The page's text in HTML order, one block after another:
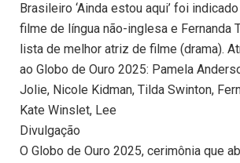
Brasileiro ‘Ainda estou aqui’ foi
filme de língua não-inglesa e Fernanda
lista de melhor atriz de filme (drama).
ao Globo de Ouro 2025: Pamela
Jolie, Nicole Kidman, Tilda Swinton,
Kate Winslet, Lee
Divulgação
O Globo de Ouro 2025, cerimônia que